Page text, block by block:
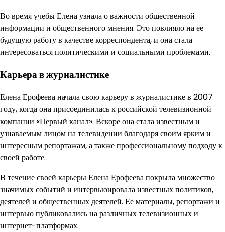
Во время учебы Елена узнала о важности общественной
информации и общественного мнения. Это повлияло на ее
будущую работу в качестве корреспондента, и она стала
интересоваться политическими и социальными проблемами.
Карьера в журналистике
Елена Ерофеева начала свою карьеру в журналистике в 2007
году, когда она присоединилась к российской телевизионной
компании «Первый канал». Вскоре она стала известным и
узнаваемым лицом на телевидении благодаря своим ярким и
интересным репортажам, а также профессиональному подходу к
своей работе.
В течение своей карьеры Елена Ерофеева покрыла множество
значимых событий и интервьюировала известных политиков,
деятелей и общественных деятелей. Ее материалы, репортажи и
интервью публиковались на различных телевизионных и
интернет-платформах.